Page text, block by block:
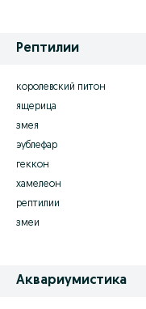
Рептилии
королевский питон
ящерица
змея
эублефар
геккон
хамелеон
рептилии
змеи
Аквариумистика